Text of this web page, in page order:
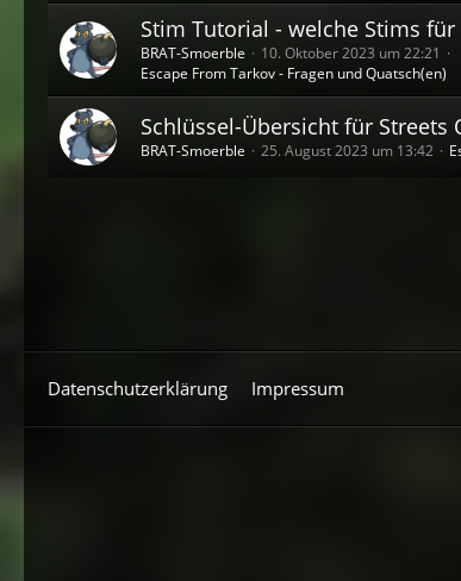
Stim Tutorial - welche Stims für
BRAT-Smoerble
10. Oktober 2023 um 22:21
Escape From Tarkov - Fragen und Quatsch(en)
Schlüssel-Übersicht für Streets
BRAT-Smoerble 25. August 2023 um 13:42
Datenschutzerklärung Impressum